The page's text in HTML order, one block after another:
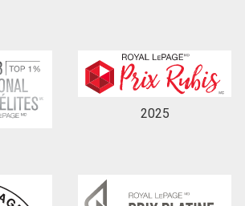
conditions d'utilisation et vous
l'autorisation écrite de
2025